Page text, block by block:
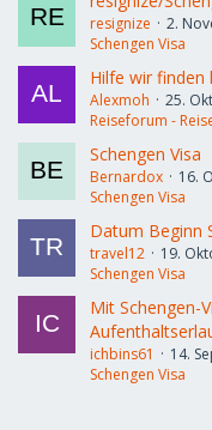
resignize
2.
Schengen Visa
Hilfe wir finden
Alexmoh
25.
Reiseforum -
Schengen Visa
Bernardox
16.
Schengen Visa
Datum Beginn
travel12
19.
Schengen Visa
Mit Schengen-
ichbins61
14.
Schengen Visa